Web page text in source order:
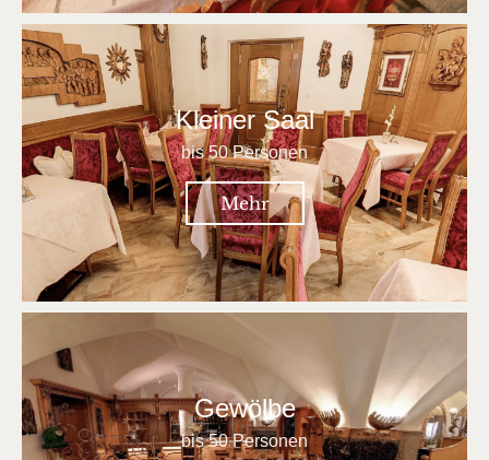
Kleiner Saal
bis 50 Personen
Mehr
Gewölbe
bis 50 Personen